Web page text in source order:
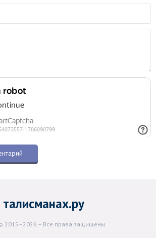
2015–2026 – Все права защищены